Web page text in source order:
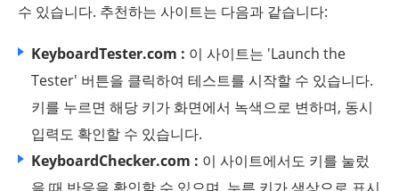
수 있습니다. 추천하는 사이트는 다음과 같습니다:
KeyboardTester.com : 이 사이트는 'Launch the
Tester' 버튼을 클릭하여 테스트를 시작할 수 있습니다.
키를 누르면 해당 키가 화면에서 녹색으로 변하며, 동시
입력도 확인할 수 있습니다.
KeyboardChecker.com : 이 사이트에서도 키를 눌렀